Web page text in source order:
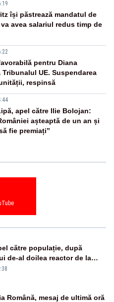
își păstrează mandatul de
va avea salariul redus timp de
pentru Diana
Tribunalul UE. Suspendarea
respinsă
apel către Ilie Bolojan:
așteaptă de un an și
fie premiați”
către populație, după
de-al doilea reactor de la
„Să își reducă consumul în
Română, mesaj de ultimă oră